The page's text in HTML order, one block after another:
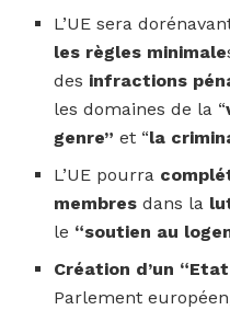
L’UE sera
les règles minimale
des infractions
les domaines de la “
genre”et “la
L’UE pourra
membres dans la
le “soutien au
Création d’un
Parlement